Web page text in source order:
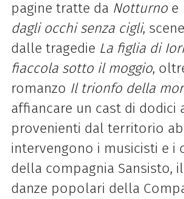
pagine tratte da Notturnoe
dagli occhi senza cigli,
dalle tragedie La figlia di
fiaccola sotto il moggio,
romanzo Il trionfo della
affiancare un cast di dodici
provenienti dal territorio
intervengono i musicisti e i
della compagnia Sansisto,
danze popolari della